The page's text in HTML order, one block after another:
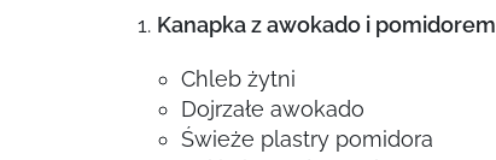
Kanapka z awokado i pomidorem
Chleb żytni
Dojrzałe awokado
Świeże plastry pomidora